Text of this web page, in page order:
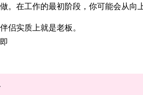
在工作的最初阶段，你可能会从向
侣实质上就是老板。